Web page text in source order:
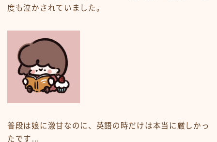
度も泣かされて いました。
普段は娘に激甘なのに、英語の時だけは本当に厳しかっ
たです…